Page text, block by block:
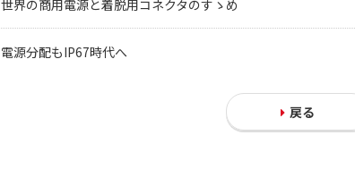
世界の商用電源と着脱用コネクタのすゝめ
電源分配もIP67時代へ
戻る